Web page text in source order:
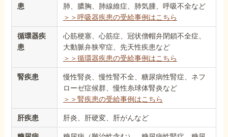
患
肺、膿胸、肺線維症、肺気腫、呼吸不全など
＞＞呼吸器疾患の受給事例はこちら
循環器疾
患
心筋梗塞、心筋症、冠状僧帽弁閉鎖不全症、
大動脈弁狭窄症、先天性疾患など
＞＞循環器疾患の受給事例はこちら
腎疾患
慢性腎炎、慢性腎不全、糖尿病性腎症、ネフ
ローゼ症候群、慢性糸球体腎炎など
＞＞腎疾患の受給事例はこちら
肝疾患 肝炎、肝硬変、肝がんなど